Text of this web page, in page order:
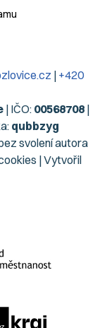
| +420
| IČO: 00568708|
qubbzyg
svolení autora
| Vytvořil